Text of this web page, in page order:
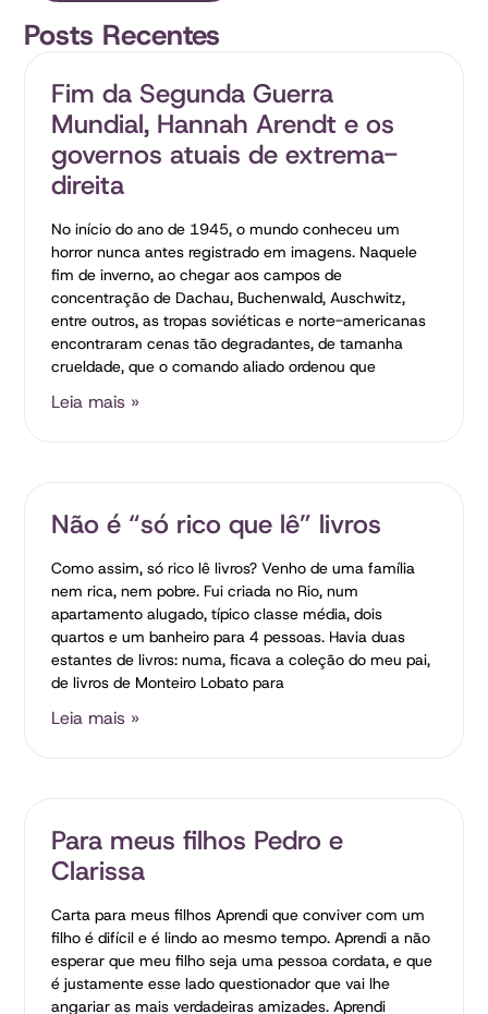
Posts Recentes
Fim da Segunda Guerra
Mundial, Hannah Arendt e os
governos atuais de extrema-
direita
No início do ano de 1945, o mundo conheceu um
horror nunca antes registrado em imagens. Naquele
fim de inverno, ao chegar aos campos de
concentração de Dachau, Buchenwald, Auschwitz,
entre outros, as tropas soviéticas e norte-americanas
encontraram cenas tão degradantes, de tamanha
crueldade, que o comando aliado ordenou que
Leia mais »
Não é “só rico que lê” livros
Como assim, só rico lê livros? Venho de uma família
nem rica, nem pobre. Fui criada no Rio, num
apartamento alugado, típico classe média, dois
quartos e um banheiro para 4 pessoas. Havia duas
estantes de livros: numa, ficava a coleção do meu pai,
de livros de Monteiro Lobato para
Leia mais »
Para meus filhos Pedro e
Clarissa
Carta para meus filhos Aprendi que conviver com um
filho é difícil e é lindo ao mesmo tempo. Aprendi a não
esperar que meu filho seja uma pessoa cordata, e que
é justamente esse lado questionador que vai lhe
angariar as mais verdadeiras amizades. Aprendi